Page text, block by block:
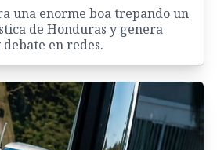
una enorme boa trepando un
de Honduras y genera
en redes.